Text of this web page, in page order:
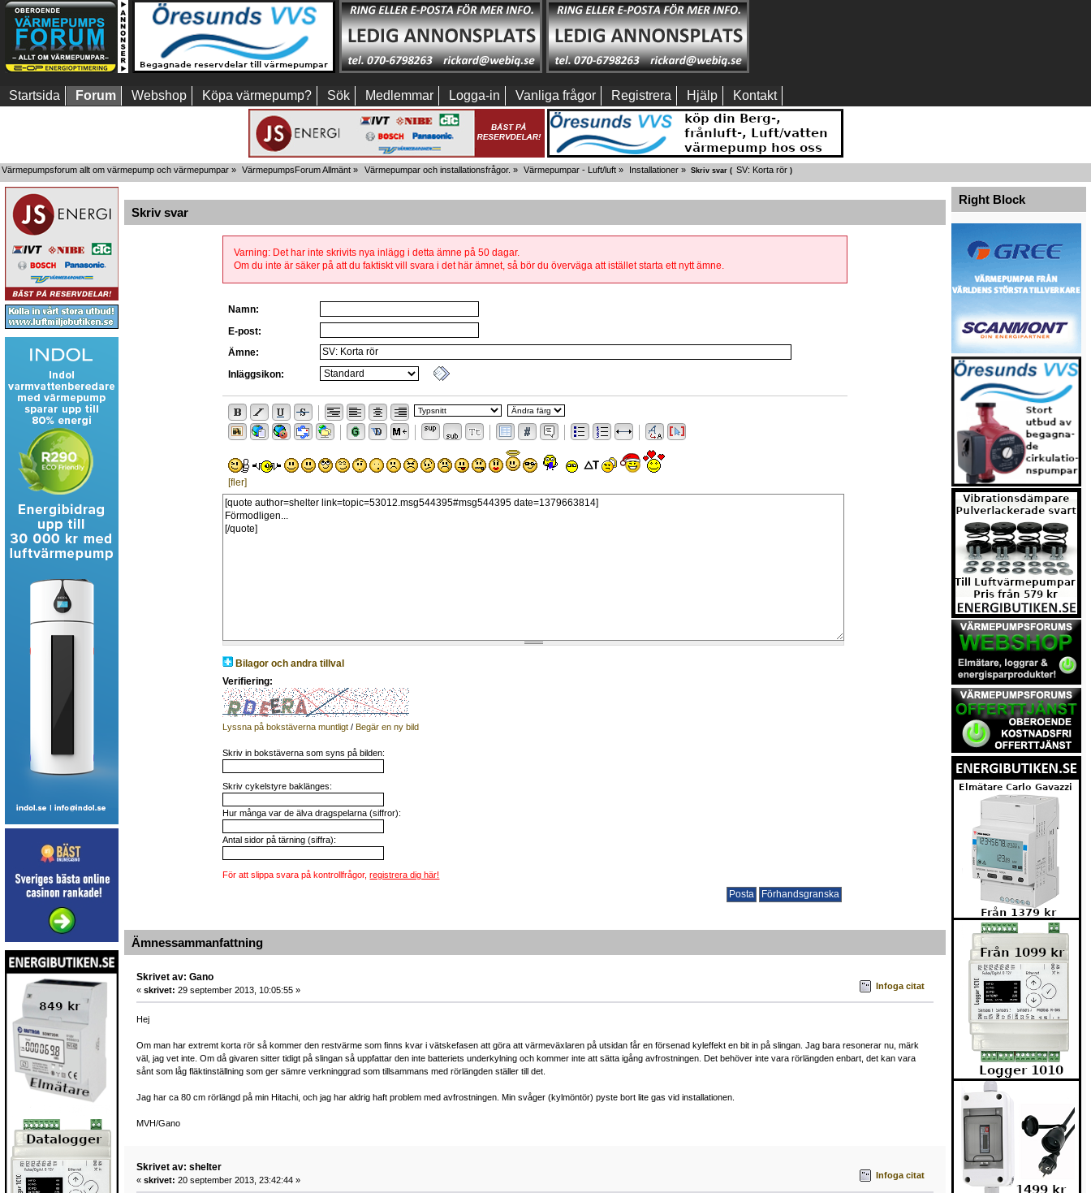
Startsida Forum Webshop Köpa värmepump? Sök Medlemmar Logga-in Vanliga frågor Registrera Hjälp Kontakt
Värmepumpsforum allt om värmepump och värmepumpar » VärmepumpsForum Allmänt » Värmepumpar och installationsfrågor. » Värmepumpar - Luft/luft» Installationer » Skriv svar ( SV: Korta rör)
Skriv svar
Varning: Det har inte skrivits nya inlägg i detta ämne på 50 dagar.
Om du inte är säker på att du faktiskt vill svara i det här ämnet, så bör du överväga att istället starta ett nytt ämne.
Namn:
E-post:
Ämne:
Inläggsikon:
[fler]
Bilagor och andra tillval
Verifiering:
Lyssna på bokstäverna muntligt /Begär en ny bild
Skriv in bokstäverna som syns på bilden:
Skriv cykelstyre baklänges:
Hur många var de älva dragspelarna (siffror):
Antal sidor på tärning (siffra):
För att slippa svara på kontrollfrågor,registrera dig här!
Ämnessammanfattning
Skrivet av: Gano
« skrivet: 29 september 2013, 10:05:55 » Infoga citat
Hej
Om man har extremt korta rör så kommer den restvärme som finns kvar i vätskefasen att göra att värmeväxlaren på utsidan får en försenad kyleffekt en bit in på slingan. Jag bara resonerar nu, märk
väl, jag vet inte. Om då givaren sitter tidigt på slingan så uppfattar den inte batteriets underkylning och kommer inte att sätta igång avfrostningen. Det behöver inte vara rörlängden enbart, det kan vara
sånt som låg fläktinställning som ger sämre verkninggrad som tillsammans med rörlängden ställer till det.
Jag har ca 80 cm rörlängd på min Hitachi, och jag har aldrig haft problem med avfrostningen. Min svåger (kylmöntör) pyste bort lite gas vid installationen.
MVH/Gano
Skrivet av: shelter
« skrivet: 20 september 2013, 23:42:44 » Infoga citat
Right Block